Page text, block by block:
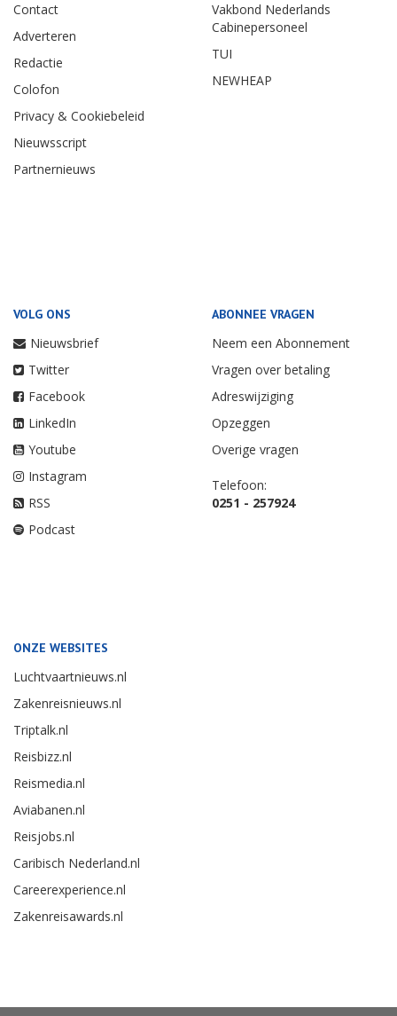
Contact
Adverteren
Redactie
Colofon
Privacy & Cookiebeleid
Nieuwsscript
Partnernieuws
Vakbond Nederlands
Cabinepersoneel
TUI
NEWHEAP
VOLG ONS
Nieuwsbrief
Twitter
Facebook
LinkedIn
Youtube
Instagram
RSS
Podcast
ABONNEE VRAGEN
Neem een Abonnement
Vragen over betaling
Adreswijziging
Opzeggen
Overige vragen
Telefoon:
0251 - 257924
ONZE WEBSITES
Luchtvaartnieuws.nl
Zakenreisnieuws.nl
Triptalk.nl
Reisbizz.nl
Reismedia.nl
Aviabanen.nl
Reisjobs.nl
Caribisch Nederland.nl
Careerexperience.nl
Zakenreisawards.nl